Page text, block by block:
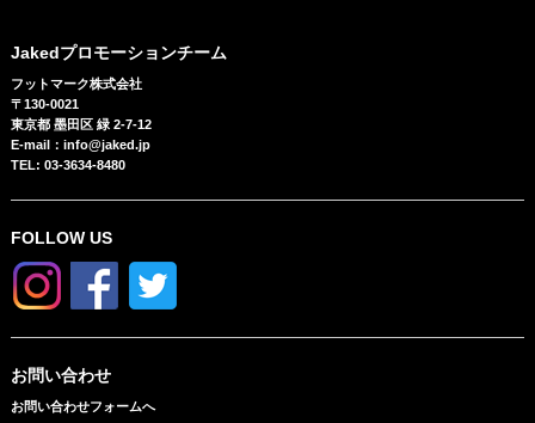
Jakedプロモーションチーム
フットマーク株式会社
〒130-0021
東京都 墨田区 緑 2-7-12
E-mail：info@jaked.jp
TEL: 03-3634-8480
FOLLOW US
お問い合わせ
お問い合わせフォームへ